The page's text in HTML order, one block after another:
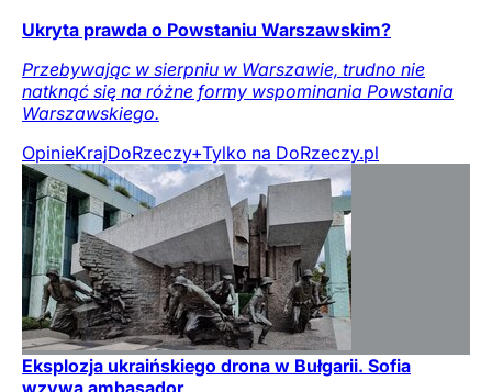
Ukryta prawda o Powstaniu Warszawskim?
Przebywając w sierpniu w Warszawie, trudno nie
natknąć się na różne formy wspominania Powstania
Warszawskiego.
OpinieKrajDoRzeczy+Tylko na DoRzeczy.pl
Eksplozja ukraińskiego drona w Bułgarii. Sofia
wzywa ambasador